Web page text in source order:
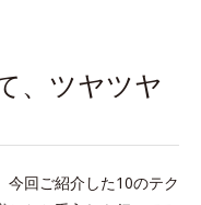
、ツヤツヤ
今回ご紹介した10のテク